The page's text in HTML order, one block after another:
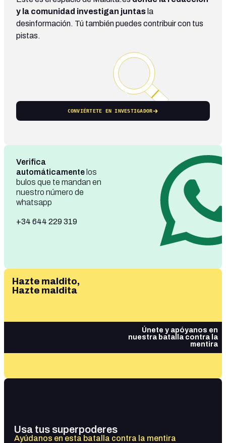
y la comunidad investigan juntas la
desinformación. Tú también puedes contribuir con tus
pistas.
CONVIÉRTETE EN INVESTIGADOR
Verifica
automáticamente los
bulos que te mandan en
nuestro número de
whatsapp
+34 644 229 319
Hazte maldito,
Hazte maldita
Únete y apóyanos en
nuestra batalla contra la
mentira
Usa tus superpoderes
Ayúdanos en esta batalla contra la mentira